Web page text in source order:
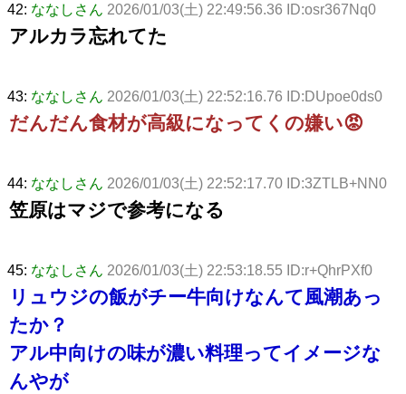
42: ななしさん 2026/01/03(土) 22:49:56.36 ID:osr367Nq0
アルカラ忘れてた
43: ななしさん 2026/01/03(土) 22:52:16.76 ID:DUpoe0ds0
だんだん食材が高級になってくの嫌い😡
44: ななしさん 2026/01/03(土) 22:52:17.70 ID:3ZTLB+NN0
笠原はマジで参考になる
45: ななしさん 2026/01/03(土) 22:53:18.55 ID:r+QhrPXf0
リュウジの飯がチー牛向けなんて風潮あっ
たか？
アル中向けの味が濃い料理ってイメージな
んやが